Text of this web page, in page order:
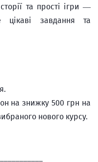
та прості ігри —
цікаві завдання та
на знижку 500 грн на
нового курсу.